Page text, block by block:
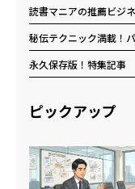
読書マニアの推薦ビジ
秘伝テクニック満載！
永久保存版！特集記事
ピックアップ